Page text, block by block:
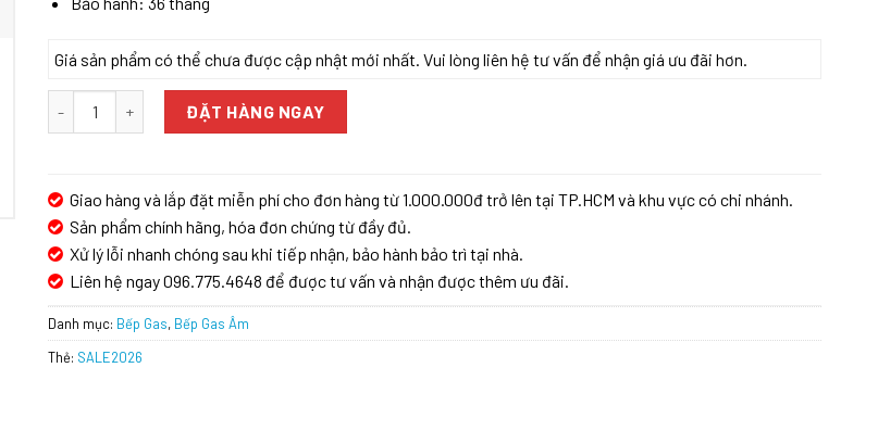
Giá sản phẩm có thể chưa được cập nhật mới nhất. Vui lòng liên hệ tư vấn để nhận giá ưu đãi hơn.
Bếp gas âm GrandX GX GS299D số lượng
ĐẶT HÀNG NGAY
Giao hàng và lắp đặt miễn phí cho đơn hàng từ 1.000.000đ trở lên tại TP.HCM và khu vực có chi nhánh.
Sản phẩm chính hãng, hóa đơn chứng từ đầy đủ.
Xử lý lỗi nhanh chóng sau khi tiếp nhận, bảo hành bảo trì tại nhà.
Liên hệ ngay 096.775.4648 để được tư vấn và nhận được thêm ưu đãi.
Danh mục: Bếp Gas, Bếp Gas Âm
Thẻ: SALE2026